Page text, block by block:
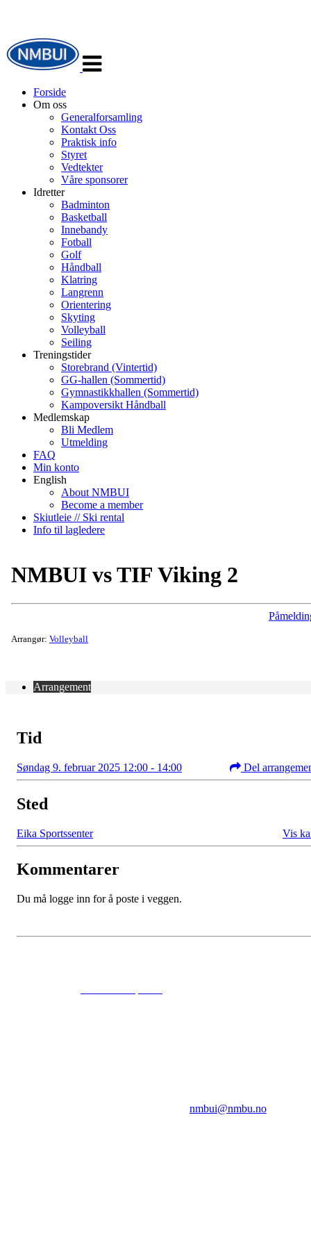
navigasjon
Forside
Om oss
Generalforsamling
Kontakt Oss
Praktisk info
Styret
Vedtekter
Våre sponsorer
Idretter
Badminton
Basketball
Innebandy
Fotball
Golf
Håndball
Klatring
Langrenn
Orientering
Skyting
Volleyball
Seiling
Treningstider
Storebrand (Vintertid)
GG-hallen (Sommertid)
Gymnastikkhallen (Sommertid)
Kampoversikt Håndball
Medlemskap
Bli Medlem
Utmelding
FAQ
Min konto
English
About NMBUI
Become a member
Skiutleie // Ski rental
Info til lagledere
NMBUI vs TIF Viking 2
Arrangør: Volleyball
Arrangement
Tid
Søndag 9. februar 2025 12:00 - 14:00 Del
Sted
Eika Sportssenter Vis
Kommentarer
Du må logge inn for å poste i veggen.
nmbui@nmbu.no